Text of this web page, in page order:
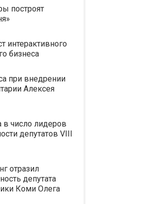
построят
интерактивного
бизнеса
при внедрении
Алексея
число лидеров
депутатов VIII
отразил
депутата
Коми Олега